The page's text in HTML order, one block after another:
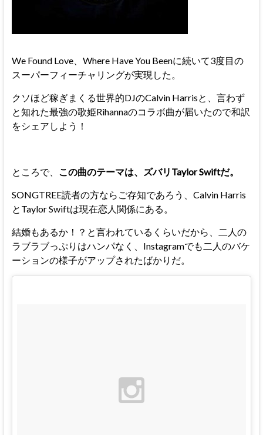
We Found Love、Where Have You Beenに続いて3度目の
スーパーフィーチャリングが実現した。
クソほど稼ぎまくる世界的DJのCalvin Harrisと、言わず
と知れた最強の歌姫Rihannaのコラボ曲が届いたので和訳
をシェアしよう！
ところで、 この曲のテーマは、ズバリTaylor Swiftだ。
SONGTREE読者の方ならご存知であろう、Calvin Harris
とTaylor Swiftは現在恋人関係にある。
結婚もあるか！？と言われているくらいだから、二人の
ラブラブっぷりはハンパなく、Instagramでも二人のバケ
ーションの様子がアップされたばかりだ。